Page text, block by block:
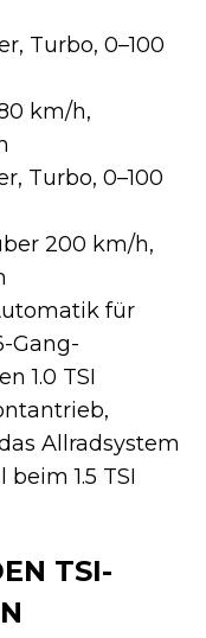
Turbo, 0–100
km/h,
Turbo, 0–100
200 km/h,
für
Gang-
1.0 TSI
Allradsystem
1.5 TSI
TSI-